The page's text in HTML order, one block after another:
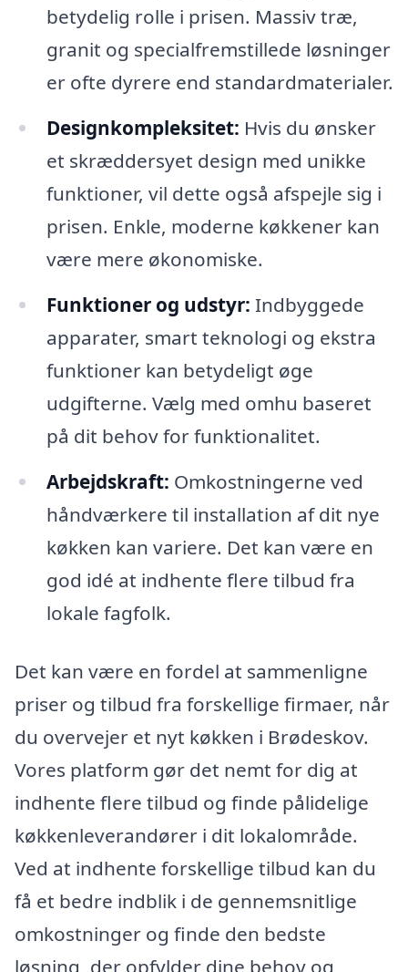
betydelig rolle i prisen. Massiv træ,
granit og specialfremstillede løsninger
er ofte dyrere end standardmaterialer.
Designkompleksitet: Hvis du ønsker
et skræddersyet design med unikke
funktioner, vil dette også afspejle sig i
prisen. Enkle, moderne køkkener kan
være mere økonomiske.
Funktioner og udstyr: Indbyggede
apparater, smart teknologi og ekstra
funktioner kan betydeligt øge
udgifterne. Vælg med omhu baseret
på dit behov for funktionalitet.
Arbejdskraft: Omkostningerne ved
håndværkere til installation af dit nye
køkken kan variere. Det kan være en
god idé at indhente flere tilbud fra
lokale fagfolk.
Det kan være en fordel at sammenligne
priser og tilbud fra forskellige firmaer, når
du overvejer et nyt køkken i Brødeskov.
Vores platform gør det nemt for dig at
indhente flere tilbud og finde pålidelige
køkkenleverandører i dit lokalområde.
Ved at indhente forskellige tilbud kan du
få et bedre indblik i de gennemsnitlige
omkostninger og finde den bedste
løsning, der opfylder dine behov og